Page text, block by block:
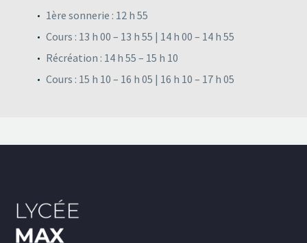
1ère sonnerie : 12 h 55
Cours : 13 h 00 – 13 h 55 | 14 h 00 – 14 h 55
Récréation : 14 h 55 – 15 h 10
Cours : 15 h 10 – 16 h 05 | 16 h 10 – 17 h 05